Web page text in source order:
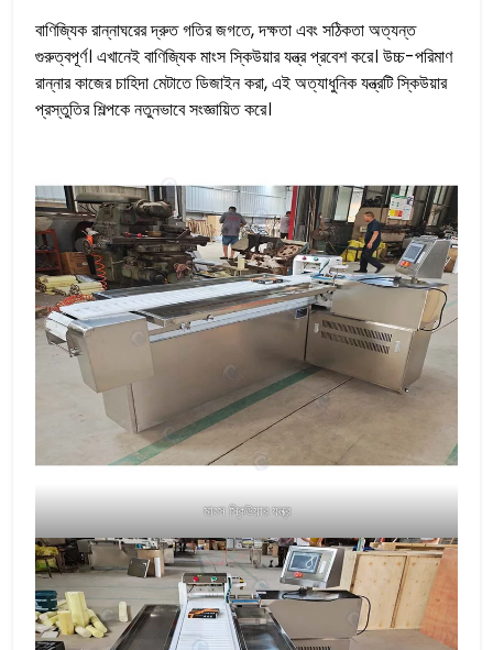
বাণিজ্যিক রান্নাঘরের দ্রুত গতির জগতে, দক্ষতা এবং সঠিকতা অত্যন্ত
গুরুত্বপূর্ণ। এখানেই বাণিজ্যিক মাংস স্কিউয়ার যন্ত্র প্রবেশ করে। উচ্চ-পরিমাণ
রান্নার কাজের চাহিদা মেটাতে ডিজাইন করা, এই অত্যাধুনিক যন্ত্রটি স্কিউয়ার
প্রস্তুতির শিল্পকে নতুনভাবে সংজ্ঞায়িত করে।
মাংস স্কিউয়ার যন্ত্র